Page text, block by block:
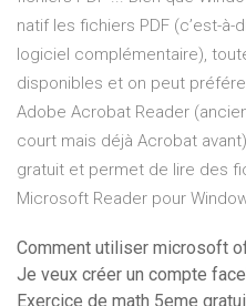
natif les fichiers PDF (c’est-à-
logiciel complémentaire),
disponibles et on peut
Adobe Acrobat Reader
court mais déjà Acrobat
gratuit et permet de lire des
Microsoft Reader pour
Comment utiliser microsoft
Je veux créer un compte
Exercice de math 5eme